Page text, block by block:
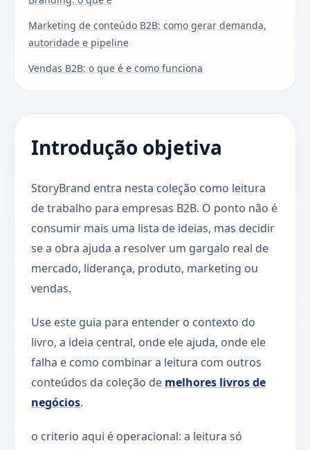
Marketing de conteúdo B2B: como gerar demanda,
autoridade e pipeline
Vendas B2B: o que é e como funciona
Introdução objetiva
StoryBrand entra nesta coleção como leitura
de trabalho para empresas B2B. O ponto não é
consumir mais uma lista de ideias, mas decidir
se a obra ajuda a resolver um gargalo real de
mercado, liderança, produto, marketing ou
vendas.
Use este guia para entender o contexto do
livro, a ideia central, onde ele ajuda, onde ele
falha e como combinar a leitura com outros
conteúdos da coleção de melhores livros de
negócios.
o criterio aqui é operacional: a leitura só